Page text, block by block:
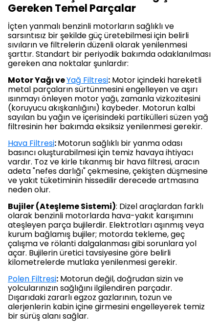
Gereken Temel Parçalar
İçten yanmalı benzinli motorların sağlıklı ve
sarsıntısız bir şekilde güç üretebilmesi için belirli
sıvıların ve filtrelerin düzenli olarak yenilenmesi
şarttır. Standart bir periyodik bakımda odaklanılması
gereken ana noktalar şunlardır:
Motor Yağı veYağ Filtresi: Motor içindeki hareketli
metal parçaların sürtünmesini engelleyen ve aşırı
ısınmayı önleyen motor yağı, zamanla vizkozitesini
(koruyucu akışkanlığını) kaybeder. Motorun kalbi
sayılan bu yağın ve içerisindeki partikülleri süzen yağ
filtresinin her bakımda eksiksiz yenilenmesi gerekir.
Hava Filtresi:Motorun sağlıklı bir yanma odası
basıncı oluşturabilmesi için temiz havaya ihtiyacı
vardır. Toz ve kirle tıkanmış bir hava filtresi, aracın
adeta "nefes darlığı" çekmesine, çekişten düşmesine
ve yakıt tüketiminin hissedilir derecede artmasına
neden olur.
Bujiler (Ateşleme Sistemi): Dizel araçlardan farklı
olarak benzinli motorlarda hava-yakıt karışımını
ateşleyen parça bujilerdir. Elektrotları aşınmış veya
kurum bağlamış bujiler; motorda tekleme, geç
çalışma ve rölanti dalgalanması gibi sorunlara yol
açar. Bujilerin üretici tavsiyesine göre belirli
kilometrelerde mutlaka yenilenmesi gerekir.
Polen Filtresi: Motorun değil, doğrudan sizin ve
yolcularınızın sağlığını ilgilendiren parçadır.
Dışarıdaki zararlı egzoz gazlarının, tozun ve
alerjenlerin kabin içine girmesini engelleyerek temiz
bir sürüş alanı sağlar.